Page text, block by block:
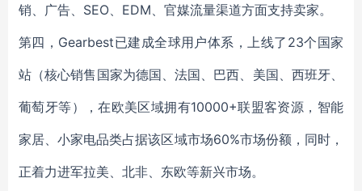
销、广告、SEO、EDM、官媒流量渠道方面支持卖家。
第四，Gearbest已建成全球用户体系，上线了23个国家
站（核心销售国家为德国、法国、巴西、美国、西班牙、
葡萄牙等），在欧美区域拥有10000+联盟客资源，智能
家居、小家电品类占据该区域市场60%市场份额，同时，
正着力进军拉美、北非、东欧等新兴市场。